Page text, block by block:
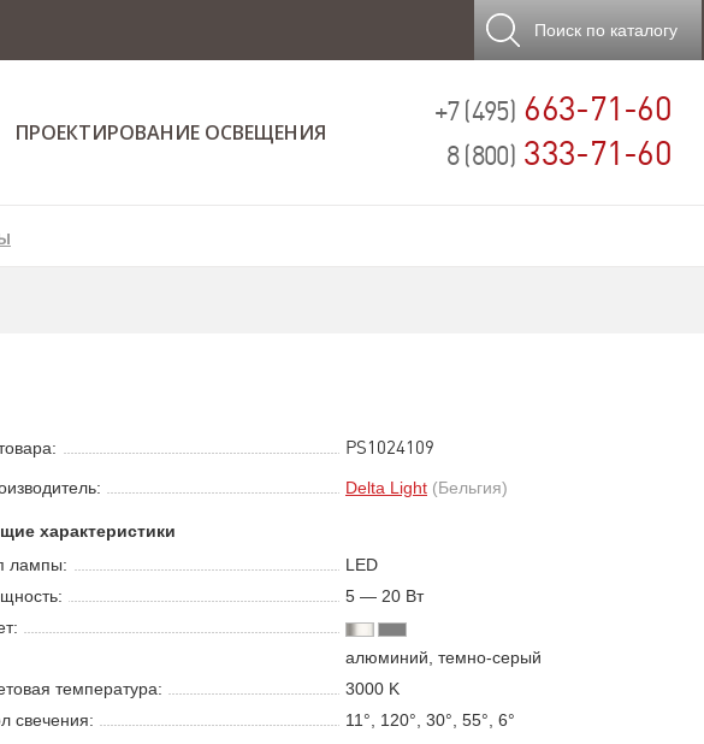
Поиск по каталогу
+7 (495) 663-71-60
8 (800) 333-71-60
ПРОЕКТИРОВАНИЕ ОСВЕЩЕНИЯ
PS1024109
Delta Light (Бельгия)
характеристики
лампы:
LED
5 — 20 Вт
алюминий, темно-серый
температура:
3000 K
свечения:
11°, 120°, 30°, 55°, 6°